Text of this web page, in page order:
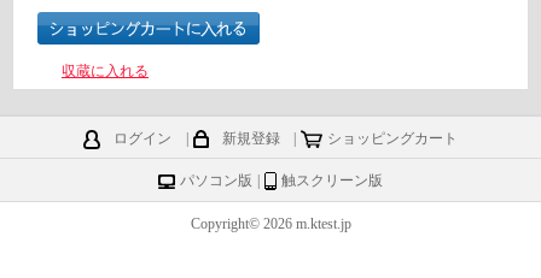
収蔵に入れる
ログイン 新規登録 ショッピングカート
パソコン版 触スクリーン版
Copyright© 2026 m.ktest.jp